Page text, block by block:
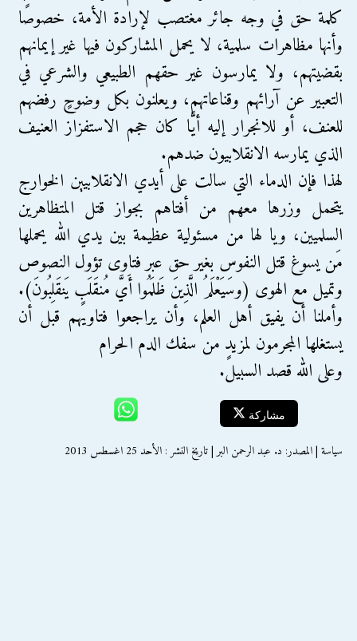
كلمة حق في وجه جائر مغتصب لإرادة الأمة، خصوصًا
وأنها مظاهرات سلمية، لا يحمل المشاركون فيها غير إيمانهم
بقضيتهم، ولا يمارسون غير حقهم الطبيعي والشرعي في
التعبير عن آرائهم وقناعاتهم، ويعلنون بكل وضوحٍ رفضهم
للعنف، أو للانجرار إليه أيًّا كان حجم الاستفزاز العنيف
الذي يمارسه الانقلابيون ضدهم.
لهذا فإن الدماء التي سالت على أيدي الانقلابيين الخوارج
يتحمل وزرها معهم من أفتاهم بجواز قتل المتظاهرين
السلميين، ويا لها من مسئولية عظيمة بين يدي الله يحملها
مَن يسوغ قتل النفوس بغير حق عبر فتاوى تؤول النصوص
وتميل مع الهوى (وسَيَعْلَمُ الَّذِينَ ظَلَمُوا أَيَّ مُنقَلَبٍ يَنقَلِبُونَ).
وأملنا أن يفيق أهل العلم، وأن يراجعوا فتاويهم قبل أن
يستغلها المجرمون لمزيدٍ من سفك الدم الحرام
وعلى الله قصد السبيل.
مشاركة
سياسة | المصدر: د. عبد الرحمن البر | تاريخ النشر : الأحد 25 اغسطس 2013